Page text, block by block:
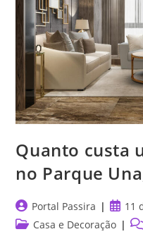
Quanto custa
no Parque
Post
author:
Portal Passira
Post11
PostCasa e Decoração